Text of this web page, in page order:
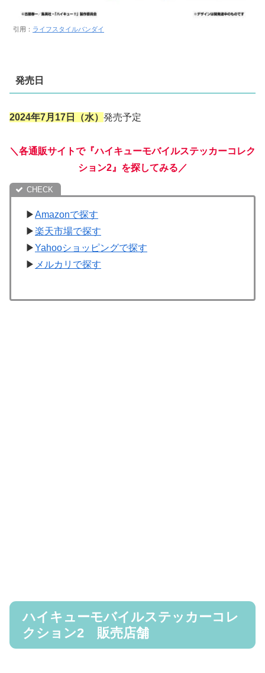
引用： ライフスタイルバンダイ
発売日
2024年7月17日（水） 発売予定
＼各通販サイトで『ハイキューモバイルステッカーコレク
ション2』を探してみる／
▶Amazonで探す
▶楽天市場で探す
▶Yahooショッピングで探す
▶ メルカリで探す
ハイキューモバイルステッカーコレ
クション2 販売店舗